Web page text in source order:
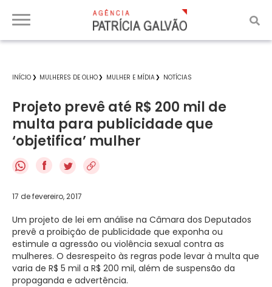
INÍCIO MULHERES DE OLHO MULHER E MÍDIA NOTÍCIAS
Projeto prevê até R$ 200 mil de
multa para publicidade que
‘objetifica’ mulher
f
17 de fevereiro, 2017
Um projeto de lei em análise na Câmara dos Deputados
prevê a proibição de publicidade que exponha ou
estimule a agressão ou violência sexual contra as
mulheres. O desrespeito às regras pode levar à multa que
varia de R$ 5 mil a R$ 200 mil, além de suspensão da
propaganda e advertência.